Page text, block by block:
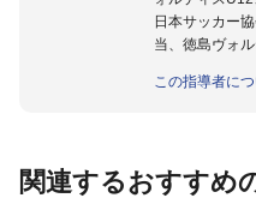
日本サッカー
当、徳島ヴォ
日本サッカー
協会公認キッ
この指導者に
関連するおすすめ